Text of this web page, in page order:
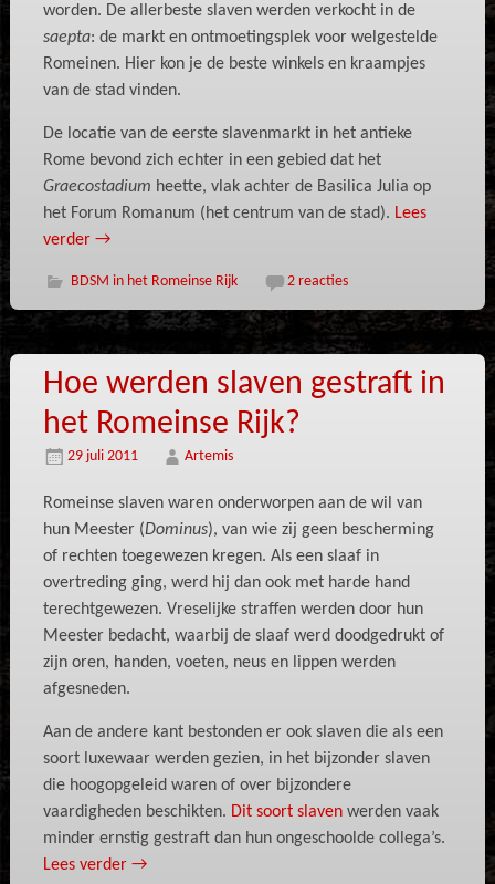
worden. De allerbeste slaven werden verkocht in de
saepta: de markt en ontmoetingsplek voor welgestelde
Romeinen. Hier kon je de beste winkels en kraampjes
van de stad vinden.
De locatie van de eerste slavenmarkt in het antieke
Rome bevond zich echter in een gebied dat het
Graecostadium heette, vlak achter de Basilica Julia op
het Forum Romanum (het centrum van de stad). Lees
verder →
BDSM in het Romeinse Rijk 2 reacties
Hoe werden slaven gestraft in
het Romeinse Rijk?
29 juli 2011 Artemis
Romeinse slaven waren onderworpen aan de wil van
hun Meester (Dominus), van wie zij geen bescherming
of rechten toegewezen kregen. Als een slaaf in
overtreding ging, werd hij dan ook met harde hand
terechtgewezen. Vreselijke straffen werden door hun
Meester bedacht, waarbij de slaaf werd doodgedrukt of
zijn oren, handen, voeten, neus en lippen werden
afgesneden.
Aan de andere kant bestonden er ook slaven die als een
soort luxewaar werden gezien, in het bijzonder slaven
die hoogopgeleid waren of over bijzondere
vaardigheden beschikten. Dit soort slavenwerden vaak
minder ernstig gestraft dan hun ongeschoolde collega’s.
Lees verder →